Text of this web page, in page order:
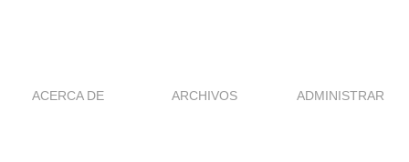
ACERCA DE ARCHIVOS ADMINISTRAR